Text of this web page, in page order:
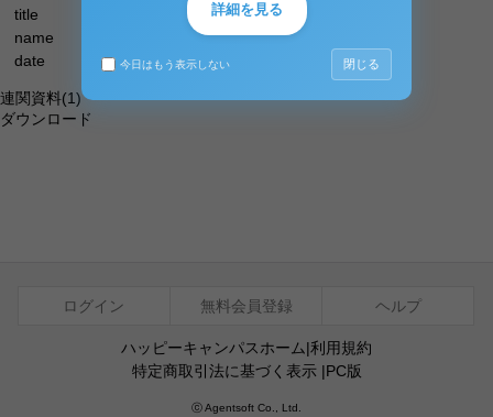
title
name
date
連関資料(1)
ダウンロード
ログイン 無料会員登録 ヘルプ
ハッピーキャンパスホーム|利用規約
特定商取引法に基づく表示|PC版
ⓒ Agentsoft Co., Ltd.
詳細を見る
今日はもう表示しない 閉じる